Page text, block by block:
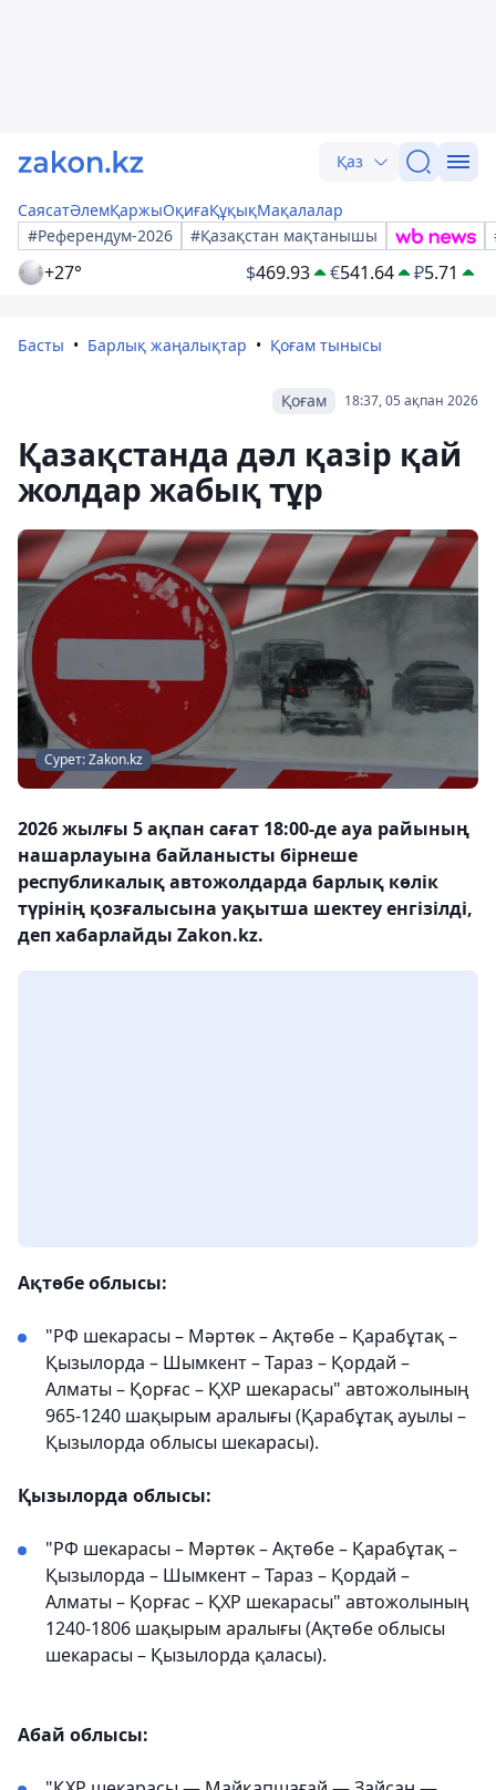
Қаз
СаясатӘлемҚаржыОқиғаҚұқықМақалалар
#Референдум-2026
#Қазақстан мақтанышы
+27° $469.93 €541.64 ₽5.71
Басты Барлық жаңалықтар Қоғам тынысы
18:37, 05 ақпан 2026
Қоғам
Қазақстанда дәл қазір қай
жолдар жабық тұр
Сурет: Zakon.kz
2026 жылғы 5 ақпан сағат 18:00-де ауа райының
нашарлауына байланысты бірнеше
республикалық автожолдарда барлық көлік
түрінің қозғалысына уақытша шектеу енгізілді,
деп хабарлайды Zakon.kz.
Ақтөбе облысы:
"РФ шекарасы – Мәртөк – Ақтөбе – Қарабұтақ –
Қызылорда – Шымкент – Тараз – Қордай –
Алматы – Қорғас – ҚХР шекарасы" автожолының
965-1240 шақырым аралығы (Қарабұтақ ауылы –
Қызылорда облысы шекарасы).
Қызылорда облысы:
"РФ шекарасы – Мәртөк – Ақтөбе – Қарабұтақ –
Қызылорда – Шымкент – Тараз – Қордай –
Алматы – Қорғас – ҚХР шекарасы" автожолының
1240-1806 шақырым аралығы (Ақтөбе облысы
шекарасы – Қызылорда қаласы).
Абай облысы: